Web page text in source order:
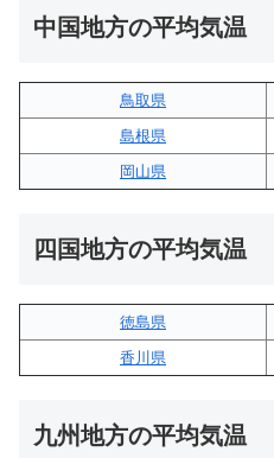
中国地方の平均気温
鳥取県
島根県
岡山県
四国地方の平均気温
徳島県
香川県
九州地方の平均気温